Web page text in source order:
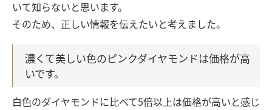
いて知らないと思います。
そのため、正しい情報を伝えたいと考えました。
濃くて美しい色のピンクダイヤモンドは価格が高
いです。
白色のダイヤモンドに比べて5倍以上は価格が高いと感じ